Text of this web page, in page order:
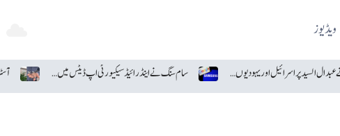
ویڈیوز
ٹرمپ نے عبدال السید پر اسرائیل اور یہودیوں سے نفرت کا الزام لگا دیا سام سنگ نے اینڈرائیڈ سیکیورٹی اپ ڈیٹس میں گوگل کو پیچھے چھوڑ دیا